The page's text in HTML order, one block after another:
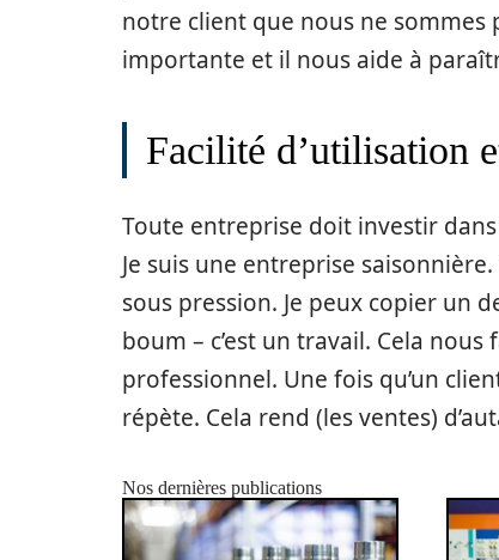
notre client que nous ne
importante et il nous aide à
Facilité d’utilisation
Toute entreprise doit investir
Je suis une entreprise
sous pression. Je peux copier un
boum – c’est un travail. Cela
professionnel. Une fois qu’un
répète. Cela rend (les ventes)
Nos dernières publications